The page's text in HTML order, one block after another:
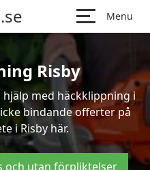
Menu
Risby
med häckklippning i
bindande offerter på
i Risby här.
och utan förpliktelser